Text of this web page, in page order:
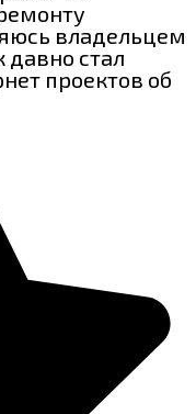
владельцем
давно стал
проектов об